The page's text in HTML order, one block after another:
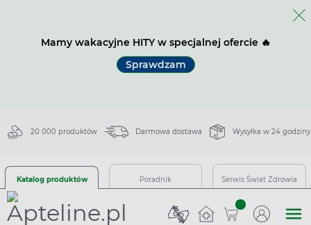
Mamy wakacyjne HITY w specjalnej ofercie 🔥
Sprawdzam
20 000 produktów Darmowa dostawa Wysyłka w 24 godziny
Katalog produktów Poradnik Serwis Świat Zdrowia
sztuk